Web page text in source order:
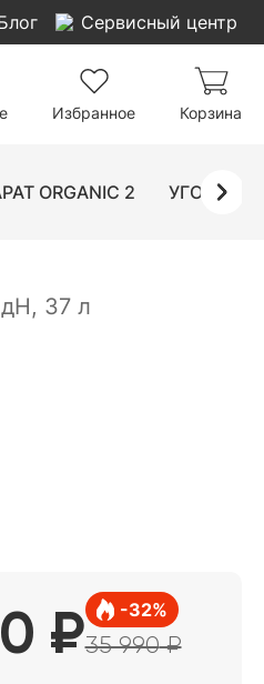
Сервисный центр
Избранное Корзина
ORGANIC 2
37 л
в корзину
₽ -32%
35 990₽